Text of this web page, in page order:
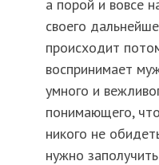
а порой и вовсе
своего
происходит
воспринимает
умного и
понимающего,
никого не
нужно